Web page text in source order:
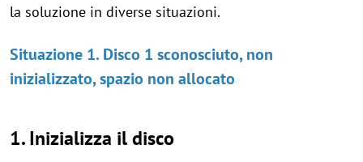
la soluzione in diverse situazioni.
Situazione 1. Disco 1 sconosciuto, non
inizializzato, spazio non allocato
1. Inizializza il disco